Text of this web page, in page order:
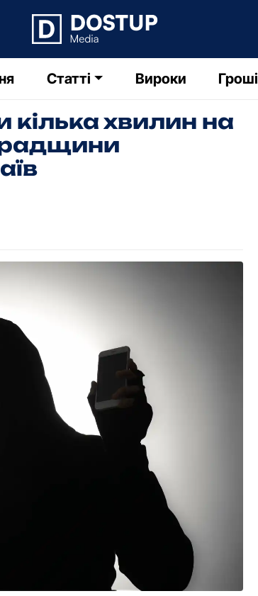
Статті Вироки Гроші
кілька хвилин на